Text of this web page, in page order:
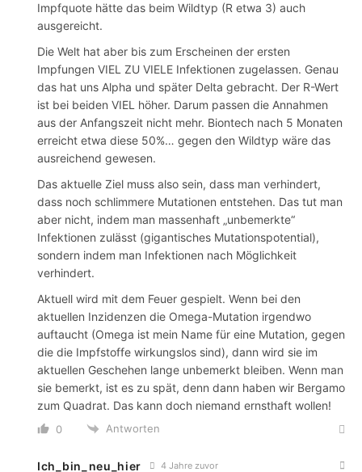
Impfquote hätte das beim Wildtyp (R etwa 3) auch
ausgereicht.
Die Welt hat aber bis zum Erscheinen der ersten
Impfungen VIEL ZU VIELE Infektionen zugelassen. Genau
das hat uns Alpha und später Delta gebracht. Der R-Wert
ist bei beiden VIEL höher. Darum passen die Annahmen
aus der Anfangszeit nicht mehr. Biontech nach 5 Monaten
erreicht etwa diese 50%… gegen den Wildtyp wäre das
ausreichend gewesen.
Das aktuelle Ziel muss also sein, dass man verhindert,
dass noch schlimmere Mutationen entstehen. Das tut man
aber nicht, indem man massenhaft „unbemerkte“
Infektionen zulässt (gigantisches Mutationspotential),
sondern indem man Infektionen nach Möglichkeit
verhindert.
Aktuell wird mit dem Feuer gespielt. Wenn bei den
aktuellen Inzidenzen die Omega-Mutation irgendwo
auftaucht (Omega ist mein Name für eine Mutation, gegen
die die Impfstoffe wirkungslos sind), dann wird sie im
aktuellen Geschehen lange unbemerkt bleiben. Wenn man
sie bemerkt, ist es zu spät, denn dann haben wir Bergamo
zum Quadrat. Das kann doch niemand ernsthaft wollen!
0 Antworten
Ich_bin_neu_hier 4 Jahre zuvor